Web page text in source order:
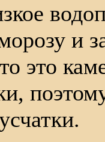
и
это